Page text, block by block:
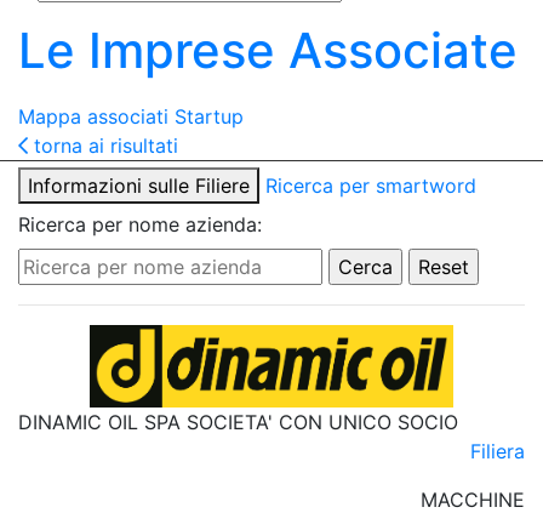
Le Imprese Associate
Mappa associati Startup
torna ai risultati
Informazioni sulle Filiere
Ricerca per smartword
Ricerca per nome azienda:
DINAMIC OIL SPA SOCIETA' CON UNICO SOCIO
Filiera
MACCHINE